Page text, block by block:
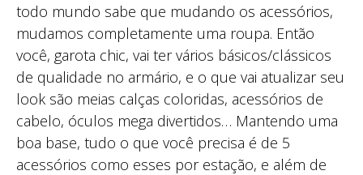
todo mundo sabe que mudando os acessórios,
mudamos completamente uma roupa. Então
você, garota chic, vai ter vários básicos/clássicos
de qualidade no armário, e o que vai atualizar seu
look são meias calças coloridas, acessórios de
cabelo, óculos mega divertidos… Mantendo uma
boa base, tudo o que você precisa é de 5
acessórios como esses por estação, e além de